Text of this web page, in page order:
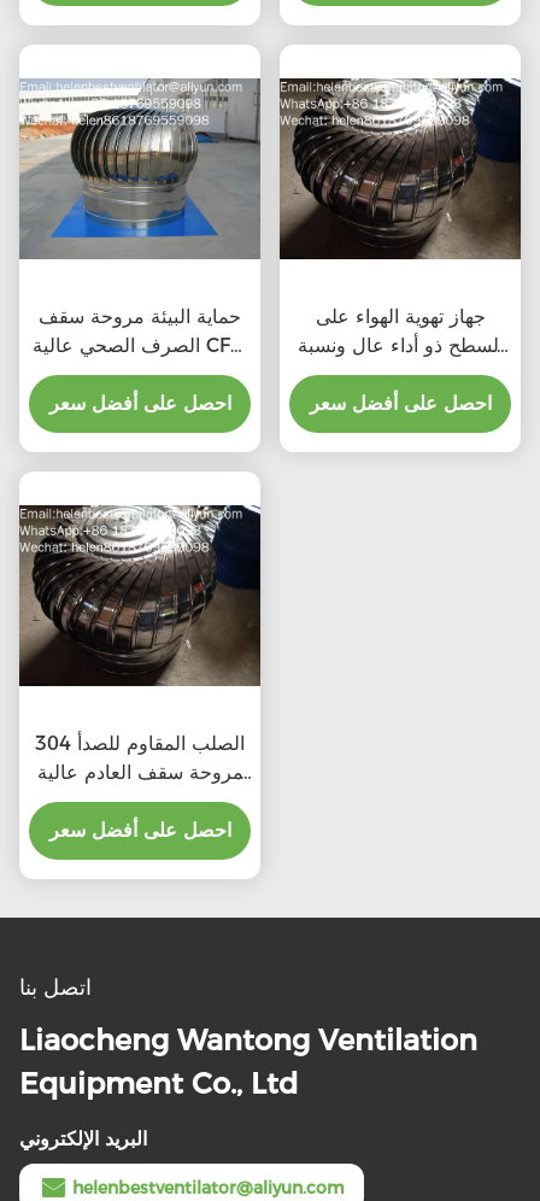
تدفعها الرياح للطابق التهوية
حماية البيئة مروحة سقف
الصرف الصحي عالية CFM
مع المهنية
احصل على أفضل سعر
جهاز تهوية الهواء على
السطح ذو أداء عال ونسبة
تكلفة عالية للمنتج المهني
احصل على أفضل سعر
الصلب المقاوم للصدأ 304
مروحة سقف العادم عالية
CFM بسعر تفضيلي
احصل على أفضل سعر
اتصل بنا
Liaocheng Wantong Ventilation
Equipment Co., Ltd
البريد الإلكتروني
helenbestventilator@aliyun.com